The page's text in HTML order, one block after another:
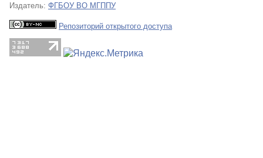
Издатель: ФГБОУ ВО МГППУ
Репозиторий открытого доступа